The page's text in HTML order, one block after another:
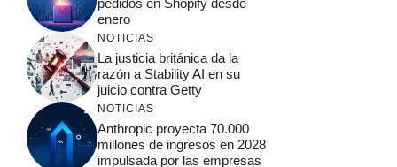
enero
NOTICIAS
La justicia británica da la
razón a Stability AI en su
juicio contra Getty
NOTICIAS
Anthropic proyecta 70.000
millones de ingresos en 2028
impulsada por las empresas